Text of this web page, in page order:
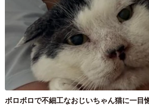
ボロボロで不細工なおじいちゃん猫に一